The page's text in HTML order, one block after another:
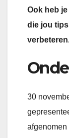
Ook heb
die jou
30
afgenomen